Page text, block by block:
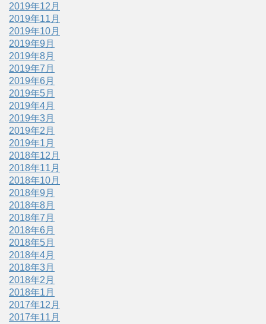
2019年12月
2019年11月
2019年10月
2019年9月
2019年8月
2019年7月
2019年6月
2019年5月
2019年4月
2019年3月
2019年2月
2019年1月
2018年12月
2018年11月
2018年10月
2018年9月
2018年8月
2018年7月
2018年6月
2018年5月
2018年4月
2018年3月
2018年2月
2018年1月
2017年12月
2017年11月